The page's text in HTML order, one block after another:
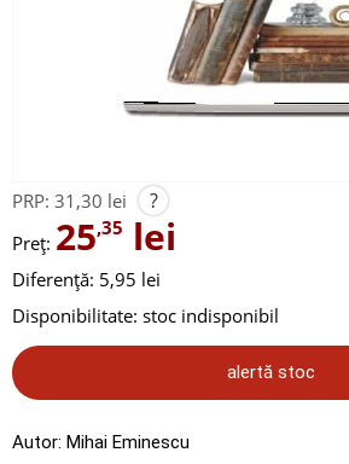
PRP: 31,30 lei ?
Preț: 25,35 lei
Diferență: 5,95 lei
Disponibilitate: stoc indisponibil
alertă stoc
Autor: Mihai Eminescu